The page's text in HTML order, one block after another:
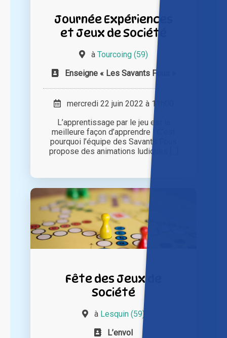
Journée Expériences
et Jeux de Société
à Tourcoing (59)
Enseigne « Les Savants Fous »
mercredi 22 juin 2022 à 11h00
L’apprentissage par le jeu est la
meilleure façon d’apprendre ! C’est
pourquoi l’équipe des Savants Fous
propose des animations ludiques [...]
Fête des Jeux de
Société
à Lesquin (59)
L’envol